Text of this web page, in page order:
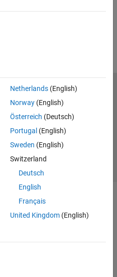
Netherlands(English)
Norway(English)
Österreich (Deutsch)
Portugal (English)
Sweden (English)
Switzerland
Deutsch
English
Français
United Kingdom(English)
Datenschutz-Richtlinien
Status von Anwendungen
Inc.
Website auswählen
Deutschland